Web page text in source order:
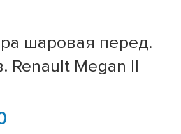
шаровая перед.
Renault Megan II